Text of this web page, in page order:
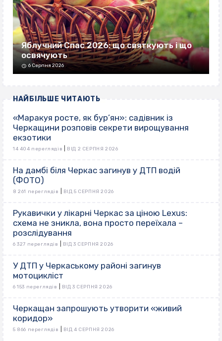
Яблучний Спас 2026: що святкують і що
освячують
6 Серпня 2026
НАЙБІЛЬШЕ ЧИТАЮТЬ
«Маракуя росте, як бур’ян»: садівник із
Черкащини розповів секрети вирощування
екзотики
14 404 переглядів ВІД 2 СЕРПНЯ 2026
На дамбі біля Черкас загинув у ДТП водій
(ФОТО)
8 261 переглядів ВІД 5 СЕРПНЯ 2026
Рукавички у лікарні Черкас за ціною Lexus:
схема не зникла, вона просто переїхала –
розслідування
6 327 переглядів ВІД 3 СЕРПНЯ 2026
У ДТП у Черкаському районі загинув
мотоцикліст
6 153 переглядів ВІД 3 СЕРПНЯ 2026
Черкащан запрошують утворити «живий
коридор»
5 866 переглядів ВІД 4 СЕРПНЯ 2026